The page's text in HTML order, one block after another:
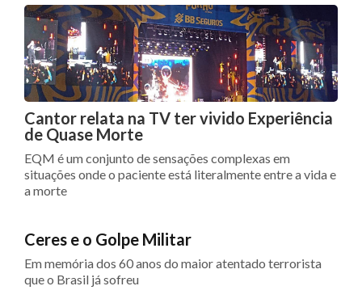
Cantor relata na TV ter vivido Experiência
de Quase Morte
EQM é um conjunto de sensações complexas em
situações onde o paciente está literalmente entre a vida e
a morte
Ceres e o Golpe Militar
Em memória dos 60 anos do maior atentado terrorista
que o Brasil já sofreu